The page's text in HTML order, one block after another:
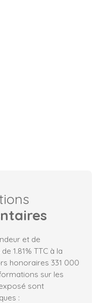
et de
1.81% TTC à la
honoraires 331 000
sur les
sont
: